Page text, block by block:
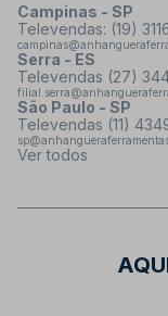
Campinas - SP
Televendas: (19)
Serra - ES
Televendas (27)
São Paulo - SP
Televendas (11)
Ver todos